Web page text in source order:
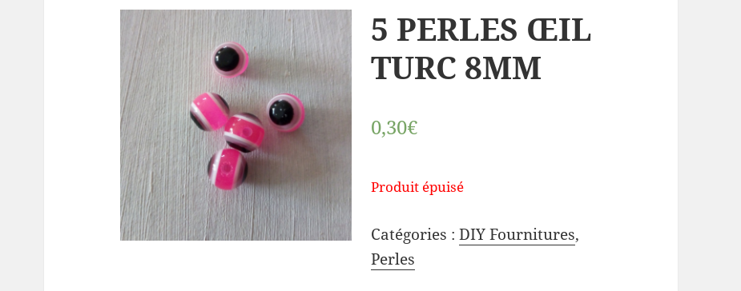
5 PERLES ŒIL
TURC 8MM
0,30€
Produit épuisé
Catégories : DIY Fournitures,
Perles